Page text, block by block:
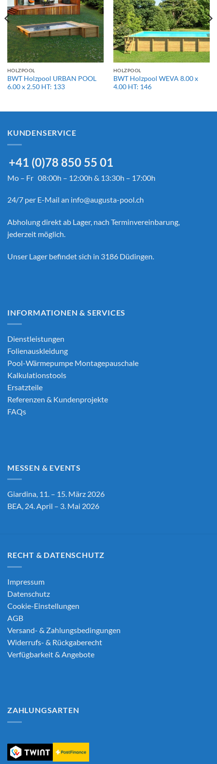
HOLZPOOL
BWT Holzpool URBAN POOL
6.00 x 2.50 HT: 133
HOLZPOOL
BWT Holzpool WEVA 8.00 x
4.00 HT: 146
KUNDENSERVICE
+41 (0)78 850 55 01
Mo – Fr 08:00h – 12:00h & 13:30h – 17:00h
24/7 per E-Mail an info@augusta-pool.ch
Abholung direkt ab Lager, nach Terminvereinbarung,
jederzeit möglich.
Unser Lager befindet sich in 3186 Düdingen.
INFORMATIONEN & SERVICES
Dienstleistungen
Folienauskleidung
Pool-Wärmepumpe Montagepauschale
Kalkulationstools
Ersatzteile
Referenzen & Kundenprojekte
FAQs
MESSEN & EVENTS
Giardina, 11. – 15. März 2026
BEA, 24. April – 3. Mai 2026
RECHT & DATENSCHUTZ
Impressum
Datenschutz
Cookie-Einstellungen
AGB
Versand- & Zahlungsbedingungen
Widerrufs- & Rückgaberecht
Verfügbarkeit & Angebote
ZAHLUNGSARTEN